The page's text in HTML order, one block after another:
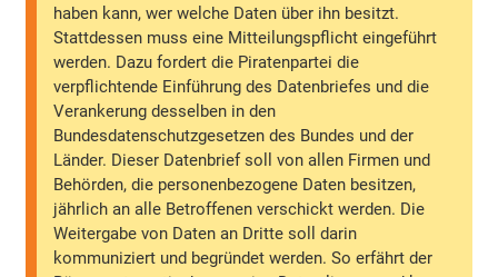
haben kann, wer welche Daten über ihn besitzt.
Stattdessen muss eine Mitteilungspflicht eingeführt
werden. Dazu fordert die Piratenpartei die
verpflichtende Einführung des Datenbriefes und die
Verankerung desselben in den
Bundesdatenschutzgesetzen des Bundes und der
Länder. Dieser Datenbrief soll von allen Firmen und
Behörden, die personenbezogene Daten besitzen,
jährlich an alle Betroffenen verschickt werden. Die
Weitergabe von Daten an Dritte soll darin
kommuniziert und begründet werden. So erfährt der